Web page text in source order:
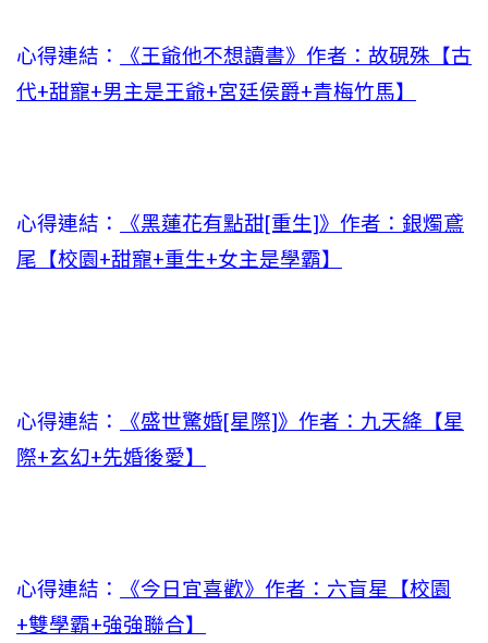
心得連結：
《王爺他不想讀書》作者：故硯殊【古
代+甜寵+男主是王爺+宮廷侯爵+青梅竹馬】
心得連結：
《黑蓮花有點甜[重生]》作者：銀燭鳶
尾【校園+甜寵+重生+女主是學霸】
心得連結：
《盛世驚婚[星際]》作者：九天絳【星
際+玄幻+先婚後愛】
心得連結：
《今日宜喜歡》作者：六盲星【校園
+雙學霸+強強聯合】